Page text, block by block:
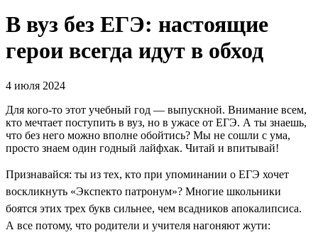
В вуз без ЕГЭ: настоящие
герои всегда идут в обход
4 июля 2024
Для кого-то этот учебный год — выпускной. Внимание всем,
кто мечтает поступить в вуз, но в ужасе от ЕГЭ. А ты знаешь,
что без него можно вполне обойтись? Мы не сошли с ума,
просто знаем один годный лайфхак. Читай и впитывай!
Признавайся: ты из тех, кто при упоминании о ЕГЭ хочет
воскликнуть «Экспекто патронум»? Многие школьники
боятся этих трех букв сильнее, чем всадников апокалипсиса.
А все потому, что родители и учителя нагоняют жути: